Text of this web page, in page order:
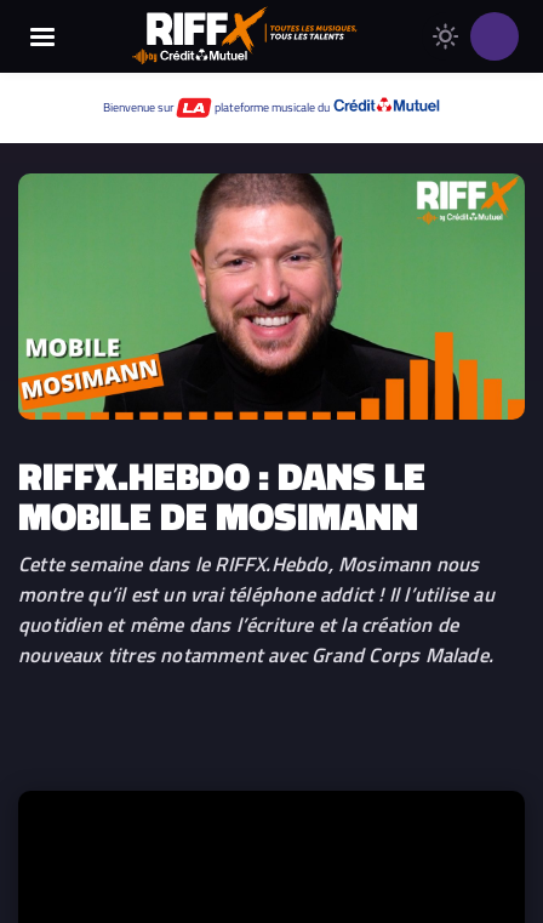
Bienvenue sur plateforme musicale du
Changer
de
RIFFX
Thème
clair
RIFFX.HEBDO : DANS LE
MOBILE DE MOSIMANN
Cette semaine dans le RIFFX.Hebdo, Mosimann nous
montre qu’il est un vrai téléphone addict ! Il l’utilise au
quotidien et même dans l’écriture et la création de
nouveaux titres notamment avec Grand Corps Malade.